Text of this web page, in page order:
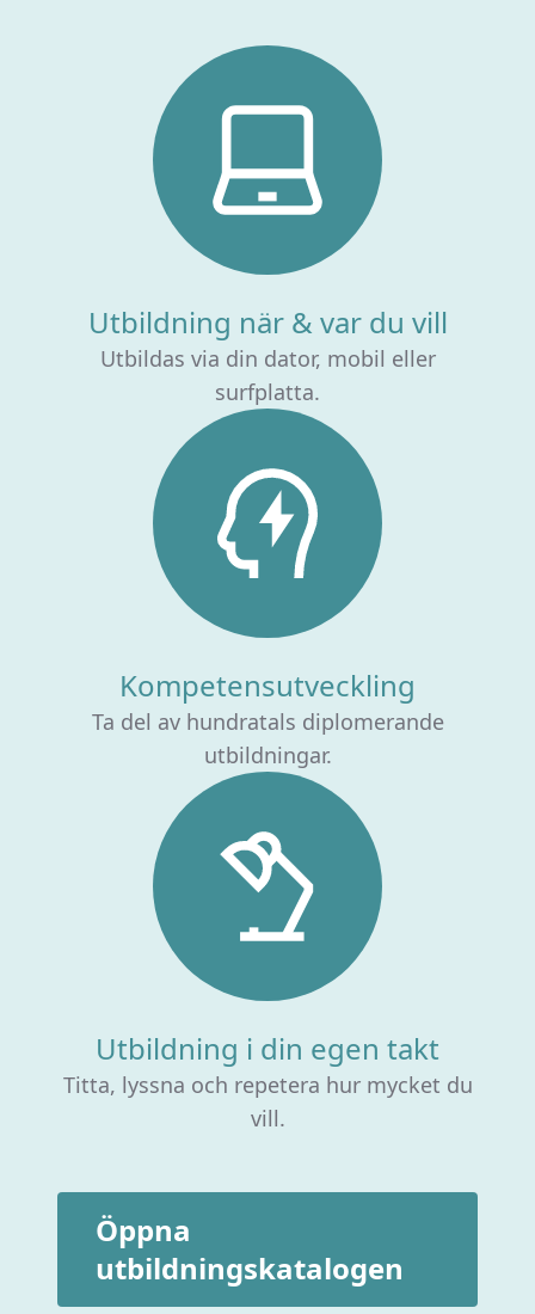
Utbildning när & var du vill
Utbildas via din dator, mobil eller
surfplatta.
Kompetensutveckling
Ta del av hundratals diplomerande
utbildningar.
Utbildning i din egen takt
Titta, lyssna och repetera hur mycket du
vill.
Öppna
utbildningskatalogen